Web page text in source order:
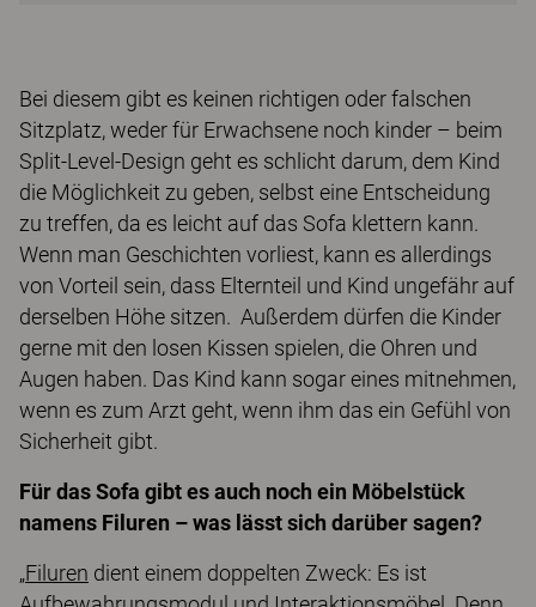
Bei diesem gibt es keinen richtigen oder falschen
Sitzplatz, weder für Erwachsene noch kinder – beim
Split-Level-Design geht es schlicht darum, dem Kind
die Möglichkeit zu geben, selbst eine Entscheidung
zu treffen, da es leicht auf das Sofa klettern kann.
Wenn man Geschichten vorliest, kann es allerdings
von Vorteil sein, dass Elternteil und Kind ungefähr auf
derselben Höhe sitzen. Außerdem dürfen die Kinder
gerne mit den losen Kissen spielen, die Ohren und
Augen haben. Das Kind kann sogar eines mitnehmen,
wenn es zum Arzt geht, wenn ihm das ein Gefühl von
Sicherheit gibt.
Für das Sofa gibt es auch noch ein Möbelstück
namens Filuren – was lässt sich darüber sagen?
„Filuren dient einem doppelten Zweck: Es ist